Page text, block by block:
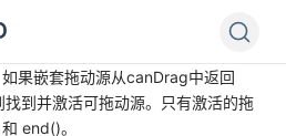
果嵌套拖动源从canDrag中返回
到并激活可拖动源。只有激活的拖
end()。